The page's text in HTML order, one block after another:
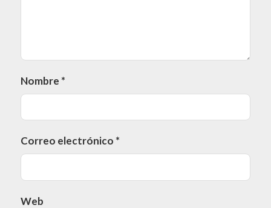
Nombre *
Correo electrónico *
Web